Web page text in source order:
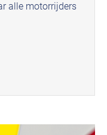
alle motorrijders